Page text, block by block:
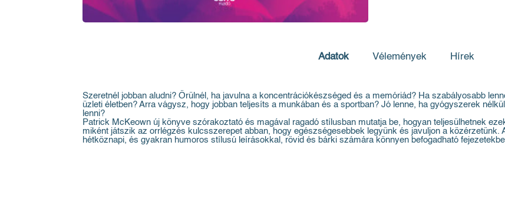
Adatok Vélemények Hírek
Szeretnél jobban aludni? Örülnél, ha javulna a koncentrációkészséged és a memóriád? Ha szabályosabb
üzleti életben? Arra vágysz, hogy jobban teljesíts a munkában és a sportban? Jó lenne, ha gyógyszerek
lenni?
Patrick McKeown új könyve szórakoztató és magával ragadó stílusban mutatja be, hogyan teljesülhetnek
miként játszik az orrlégzés kulcsszerepet abban, hogy egészségesebbek legyünk és javuljon a közérzetünk.
hétköznapi, és gyakran humoros stílusú leírásokkal, rövid és bárki számára könnyen befogadható